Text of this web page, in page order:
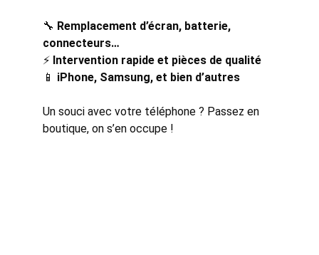
🔧 Remplacement d’écran, batterie,
connecteurs…
⚡ Intervention rapide et pièces de qualité
📱 iPhone, Samsung, et bien d’autres
Un souci avec votre téléphone ? Passez en
boutique, on s’en occupe !